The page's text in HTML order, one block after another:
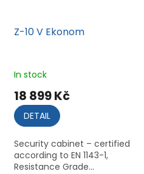
Z-10 V Ekonom
In stock
18 899 Kč
DETAIL
Security cabinet – certified
according to EN 1143-1,
Resistance Grade...